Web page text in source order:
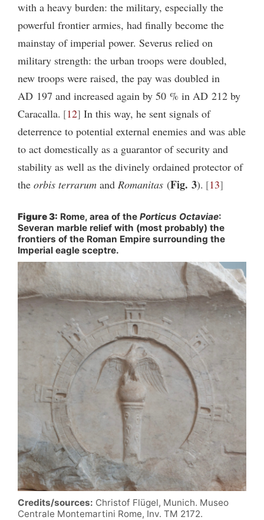
with a heavy burden: the military, especially the
powerful frontier armies, had finally become the
mainstay of imperial power. Severus relied on
military strength: the urban troops were doubled,
new troops were raised, the pay was doubled in
AD 197 and increased again by 50 % in AD 212 by
Caracalla. 12 In this way, he sent signals of
deterrence to potential external enemies and was able
to act domestically as a guarantor of security and
stability as well as the divinely ordained protector of
the orbis terrarum and Romanitas (Fig. 3). 13
Figure 3: Rome, area of the Porticus Octaviae:
Severan marble relief with (most probably) the
frontiers of the Roman Empire surrounding the
Imperial eagle sceptre.
Credits/sources: Christof Flügel, Munich. Museo
Centrale Montemartini Rome, Inv. TM 2172.